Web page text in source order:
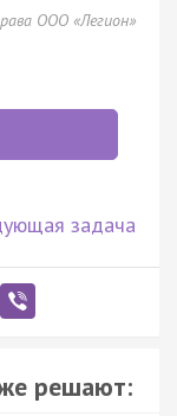
ООО «Легион»
задача
решают: